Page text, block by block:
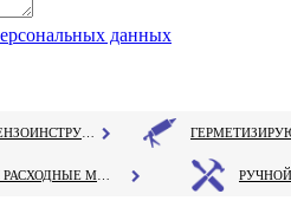
данных